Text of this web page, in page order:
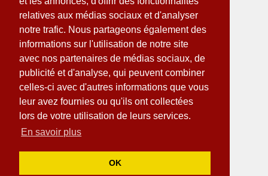
relatives aux médias sociaux et d'analyser
notre trafic. Nous partageons également des
informations sur l'utilisation de notre site
avec nos partenaires de médias sociaux, de
publicité et d'analyse, qui peuvent combiner
celles-ci avec d'autres informations que vous
leur avez fournies ou qu'ils ont collectées
lors de votre utilisation de leurs services.
En savoir plus
OK